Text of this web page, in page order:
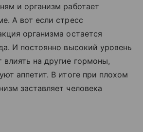
и организм работает
А вот если стресс
организма остается
И постоянно высокий уровень
на другие гормоны,
аппетит. В итоге при плохом
заставляет человека